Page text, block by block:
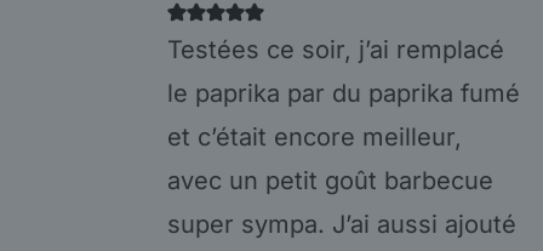
Testées ce soir, j’ai remplacé
le paprika par du paprika fumé
et c’était encore meilleur,
avec un petit goût barbecue
super sympa. J’ai aussi ajouté